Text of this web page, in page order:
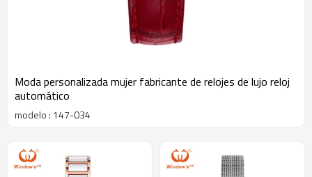
Moda personalizada mujer fabricante de relojes de lujo reloj
automático
modelo : 147-034